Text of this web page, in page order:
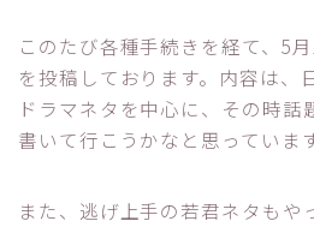
このたび各種手続きを経て、5
を投稿しております。内容は、
ドラマネタを中心に、その時話
書いて行こうかなと思っています
また、逃げ上手の若君ネタもや